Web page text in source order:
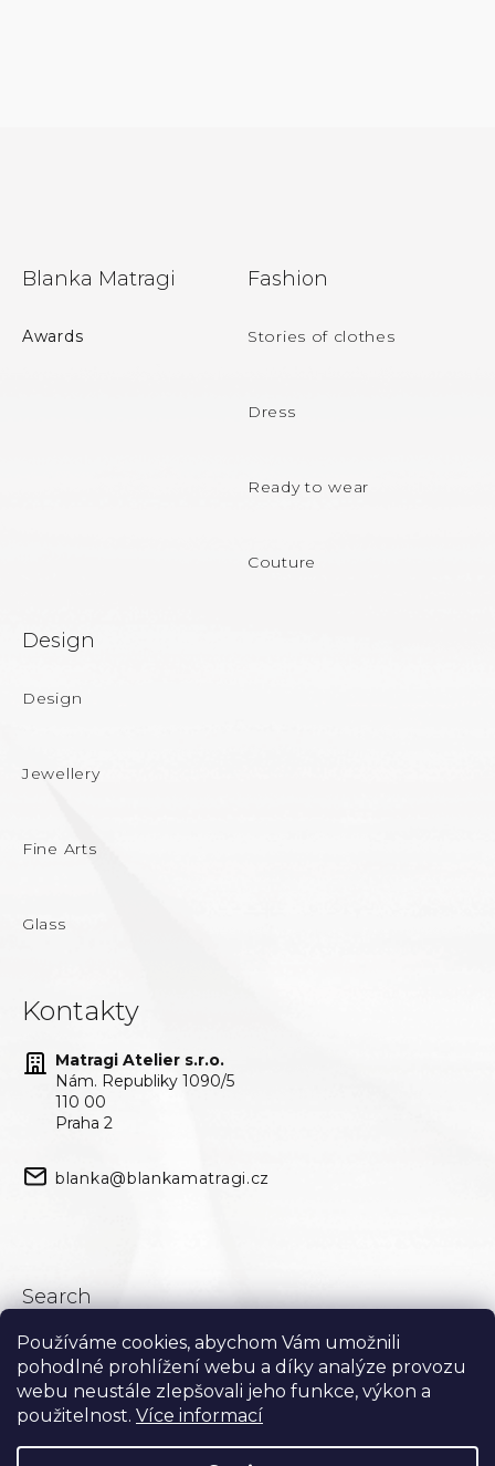
Používáme cookies, abychom Vám umožnili
pohodlné prohlížení webu a díky analýze provozu
webu neustále zlepšovali jeho funkce, výkon a
použitelnost. Více informací
Blanka Matragi
Awards
Fashion
Stories of clothes
Dress
Ready to wear
Couture
Design
Design
Jewellery
Fine Arts
Glass
Kontakty
Matragi Atelier s.r.o.
Nám. Republiky 1090/5
110 00
Praha 2
blanka@blankamatragi.cz
Search
Search